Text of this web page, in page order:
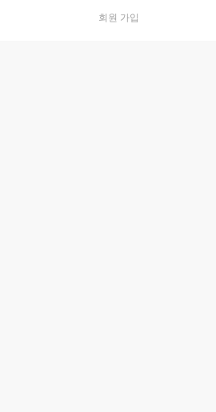
회원 가입